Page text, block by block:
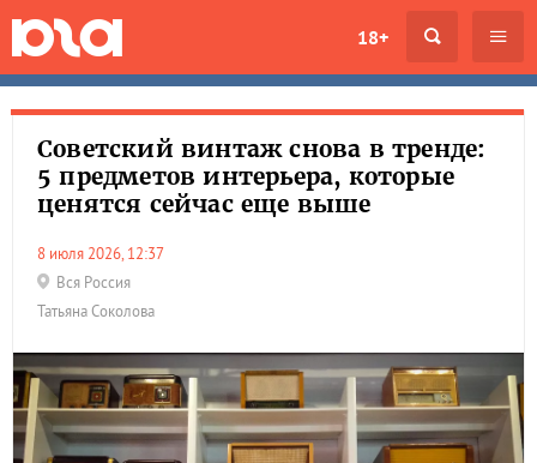
18+
Советский винтаж снова в тренде:
5 предметов интерьера, которые
ценятся сейчас еще выше
8 июля 2026, 12:37
Вся Россия
Татьяна Соколова